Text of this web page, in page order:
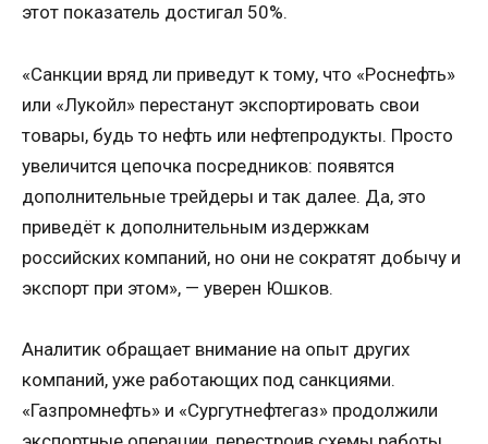
этот показатель достигал 50%.
«Санкции вряд ли приведут к тому, что «Роснефть»
или «Лукойл» перестанут экспортировать свои
товары, будь то нефть или нефтепродукты. Просто
увеличится цепочка посредников: появятся
дополнительные трейдеры и так далее. Да, это
приведёт к дополнительным издержкам
российских компаний, но они не сократят добычу и
экспорт при этом», — уверен Юшков.
Аналитик обращает внимание на опыт других
компаний, уже работающих под санкциями.
«Газпромнефть» и «Сургутнефтегаз» продолжили